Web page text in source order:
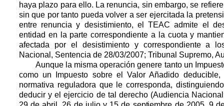
haya plazo para ello. La renuncia, sin embargo, se
sin que por tanto pueda volver a ser ejercitada la
entre renuncia y desistimiento, el TEAC admite el
entidad en la parte correspondiente a la cuota y
afectada por el desistimiento y correspondiente a
Nacional, Sentencia de 28/03/2007; Tribunal Supremo,
Aunque la misma operación genere tanto un
como un Impuesto sobre el Valor Añadido
normativa reguladora que le corresponda,
deducir y el ejercicio de tal derecho (Audiencia